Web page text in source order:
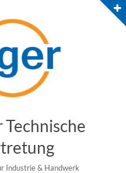
Technische
Industrie & Handwerk